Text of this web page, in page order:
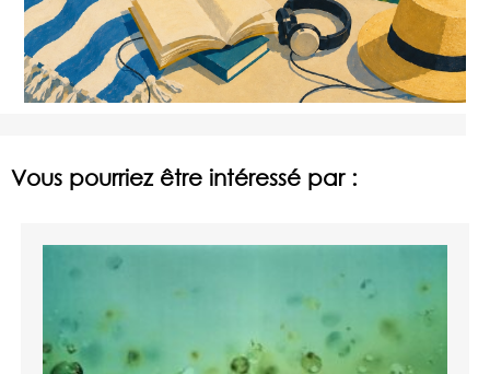
Vous pourriez être intéressé par :